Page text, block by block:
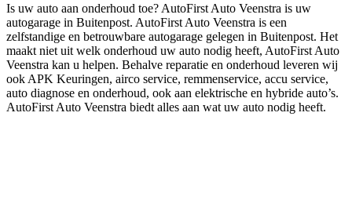
Is uw auto aan onderhoud toe? AutoFirst Auto Veenstra is uw
autogarage in Buitenpost. AutoFirst Auto Veenstra is een
zelfstandige en betrouwbare autogarage gelegen in Buitenpost. Het
maakt niet uit welk onderhoud uw auto nodig heeft, AutoFirst Auto
Veenstra kan u helpen. Behalve reparatie en onderhoud leveren wij
ook APK Keuringen, airco service, remmenservice, accu service,
auto diagnose en onderhoud, ook aan elektrische en hybride auto’s.
AutoFirst Auto Veenstra biedt alles aan wat uw auto nodig heeft.